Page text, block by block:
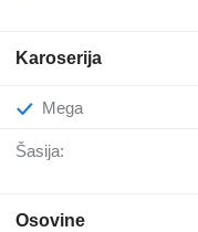
Karoserija
Mega
Šasija:
Osovine